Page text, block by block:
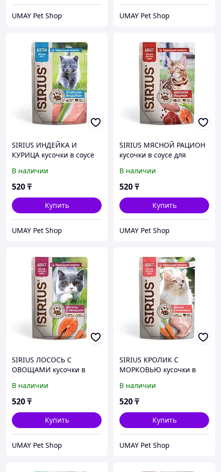
UMAY Pet Shop UMAY Pet Shop
SIRIUS ИНДЕЙКА И
КУРИЦА кусочки в соусе
беременных и кормящих
кошек 85 гр
В наличии
520₸
Купить
UMAY Pet Shop
SIRIUS МЯСНОЙ РАЦИОН
кусочки в соусе для
В наличии
520₸
Купить
UMAY Pet Shop
SIRIUS ЛОСОСЬ С
ОВОЩАМИ кусочки в
85 гр
В наличии
520₸
Купить
UMAY Pet Shop
SIRIUS КРОЛИК С
МОРКОВЬЮ кусочки в
85 гр
В наличии
520₸
Купить
UMAY Pet Shop